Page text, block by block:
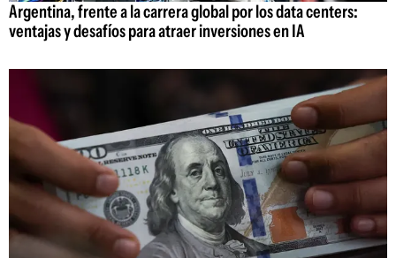
Argentina, frente a la carrera global por los data centers:
ventajas y desafíos para atraer inversiones en IA